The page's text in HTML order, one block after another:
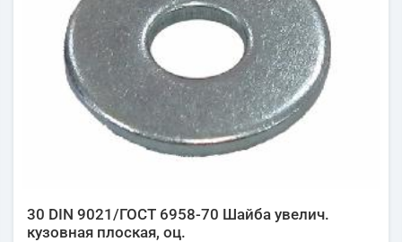
30 DIN 9021/ГОСТ 6958-70 Шайба увелич.
кузовная плоская, оц.